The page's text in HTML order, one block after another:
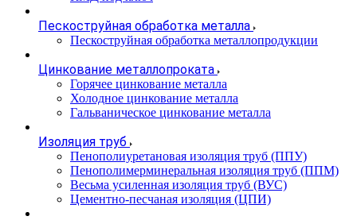
Пескоструйная обработка металла
Пескоструйная обработка металлопродукции
Цинкование металлопроката
Горячее цинкование металла
Холодное цинкование металла
Гальваническое цинкование металла
Изоляция труб
Пенополиуретановая изоляция труб (ППУ)
Пенополимерминеральная изоляция труб (ППМ)
Весьма усиленная изоляция труб (ВУС)
Цементно-песчаная изоляция (ЦПИ)